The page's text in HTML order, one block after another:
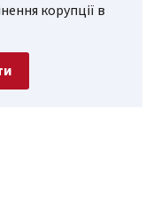
корупції в